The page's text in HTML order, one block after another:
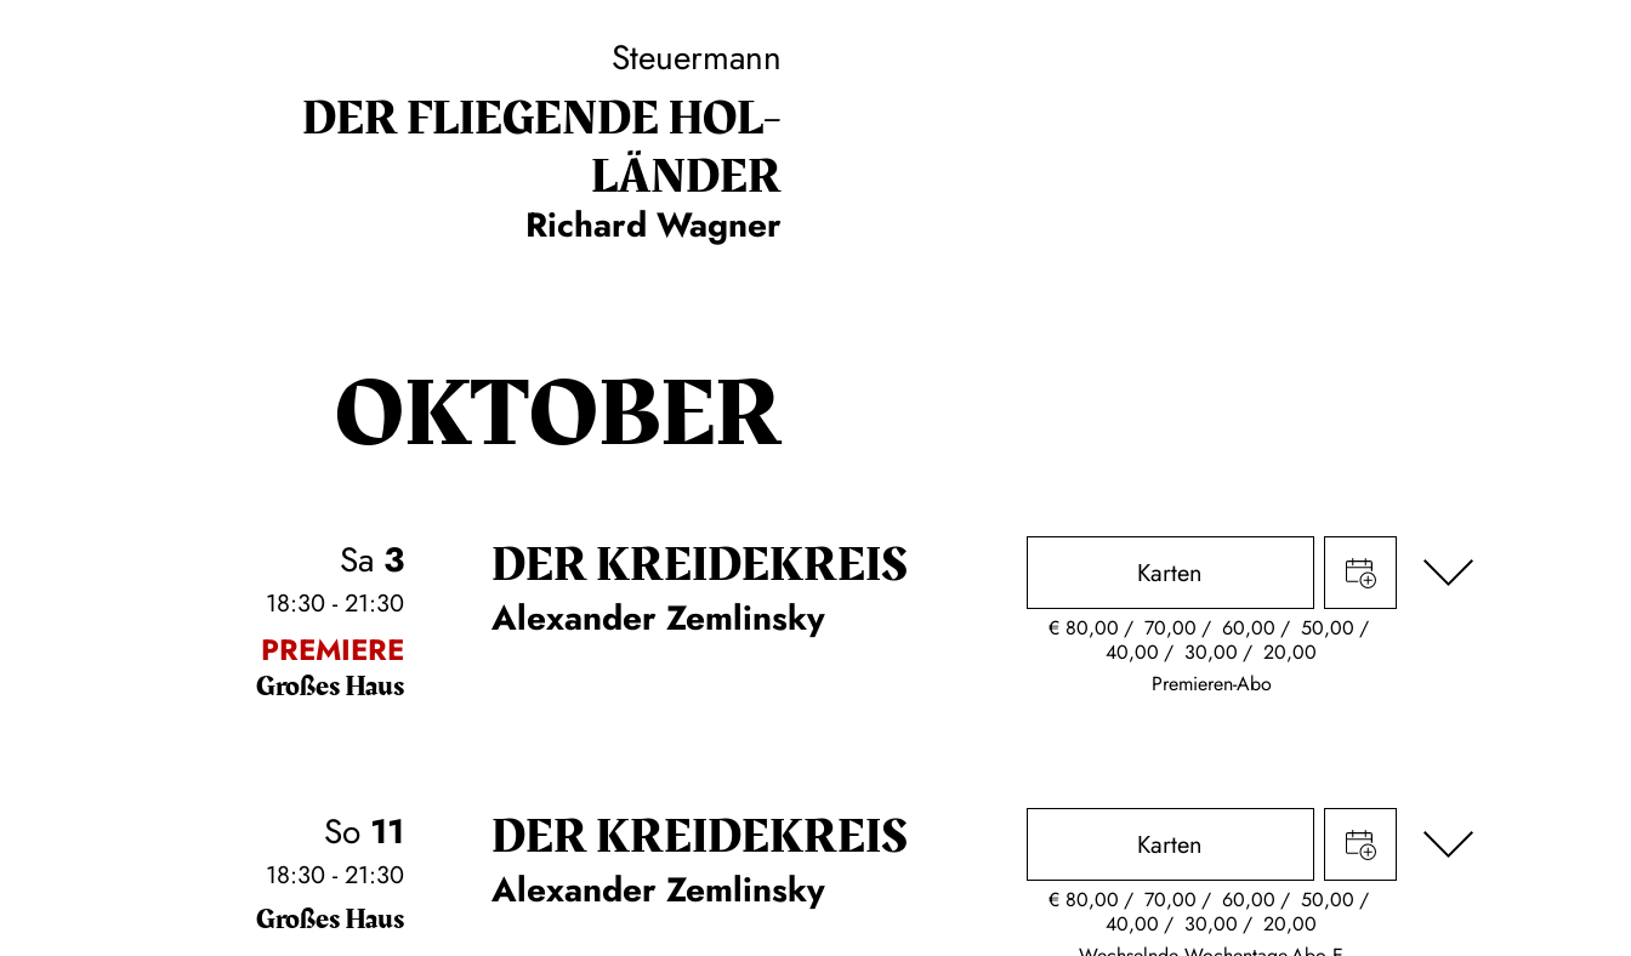
Steuermann
DER FLIE­GEN­DE HOL­
LÄN­DER
Richard Wagner
OKTOBER
Sa 3
18:30 - 21:30
PREMIERE
Großes Haus
DER KREIDE­KREIS
Alexander Zemlinsky
Karten
€ 80,00 70,00 60,00
50,00
40,00
30,00
20,00
Premieren-Abo
So 11
18:30 - 21:30
Großes Haus
DER KREIDE­KREIS
Alexander Zemlinsky
Karten
€ 80,00 70,00 60,00
50,00
40,00
30,00
20,00